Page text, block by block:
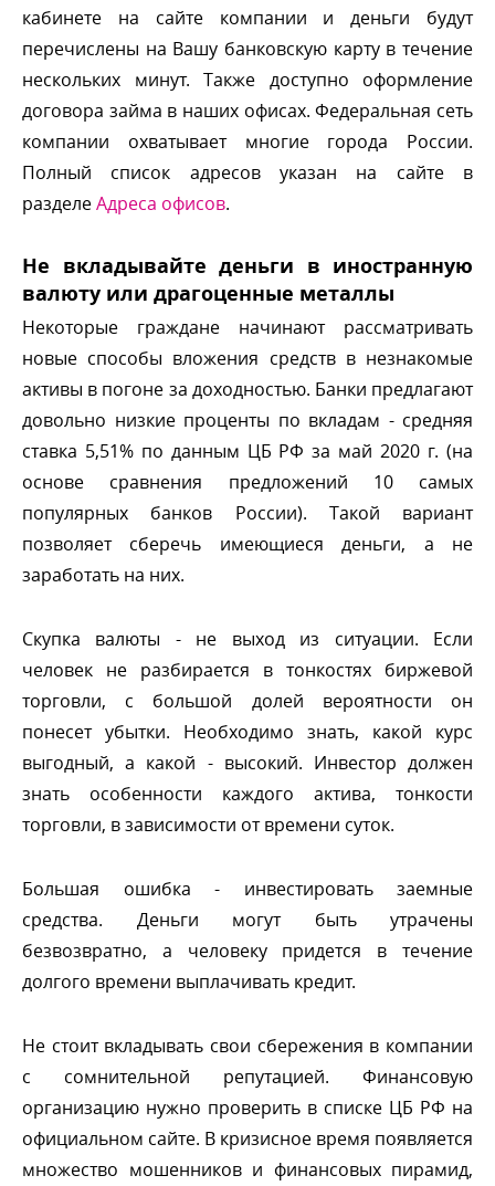
кабинете на сайте компании и деньги будут
перечислены на Вашу банковскую карту в течение
нескольких минут. Также доступно оформление
договора займа в наших офисах. Федеральная сеть
компании охватывает многие города России.
Полный список адресов указан на сайте
разделеАдреса офисо.
Не вкладывайте деньги в иностранную
алюту или драгоценные металлы
Некоторые граждане начинают рассматривать
новые способы вложения средств в незнакомые
активы в погоне за доходностью. Банки предлагают
довольно низкие проценты по вкладам - средняя
ставка 5,51% по данным ЦБ РФ за май 2020 г. (на
основе сравнения предложений 10 самых
популярных банков России). Такой вариант
позволяет сберечь имеющиеся деньги, а не
заработать на них.
Скупка валюты - не выход из ситуации. Если
человек не разбирается в тонкостях биржевой
торговли, с большой долей вероятности он
понесет убытки. Необходимо знать, какой курс
ыгодный, а какой - высокий. Инвестор должен
знать особенности каждого актива, тонкости
торговли, в зависимости от времени суток.
Большая ошибка - инвестировать заемные
средства. Деньги могут быть утрачены
езвозвратно, а человеку придется в течение
долгого времени выплачивать кредит.
Не стоит вкладывать свои сбережения в компании
с сомнительной репутацией. Финансовую
организацию нужно проверить в списке ЦБ РФ на
официальном сайте. В кризисное время появляется
множество мошенников и финансовых пирамид,